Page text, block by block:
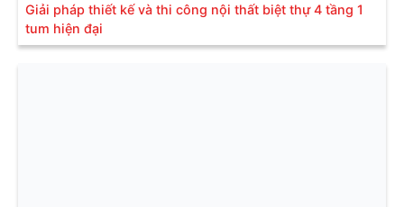
Giải pháp thiết kế và thi công nội thất biệt thự 4 tầng 1
tum hiện đại